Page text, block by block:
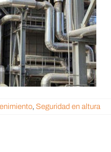
, Seguridad en altura